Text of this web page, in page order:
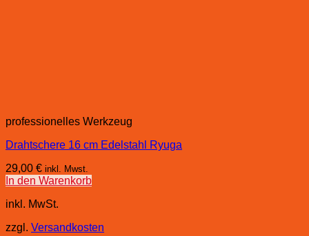
professionelles Werkzeug
Drahtschere 16 cm Edelstahl Ryuga
29,00 € inkl. Mwst.
In den Warenkorb
inkl. MwSt.
zzgl. Versandkosten